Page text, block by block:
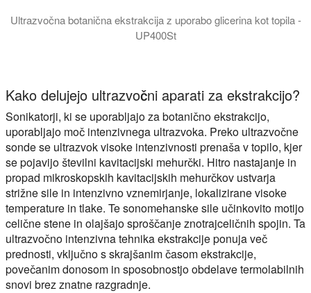
Ultrazvočna botanična ekstrakcija z uporabo glicerina kot topila -
UP400St
Kako delujejo ultrazvočni aparati za ekstrakcijo?
Sonikatorji, ki se uporabljajo za botanično ekstrakcijo,
uporabljajo moč intenzivnega ultrazvoka. Preko ultrazvočne
sonde se ultrazvok visoke intenzivnosti prenaša v topilo, kjer
se pojavijo številni kavitacijski mehurčki. Hitro nastajanje in
propad mikroskopskih kavitacijskih mehurčkov ustvarja
strižne sile in intenzivno vznemirjanje, lokalizirane visoke
temperature in tlake. Te sonomehanske sile učinkovito motijo
celične stene in olajšajo sproščanje znotrajceličnih spojin. Ta
ultrazvočno intenzivna tehnika ekstrakcije ponuja več
prednosti, vključno s skrajšanim časom ekstrakcije,
povečanim donosom in sposobnostjo obdelave termolabilnih
snovi brez znatne razgradnje.